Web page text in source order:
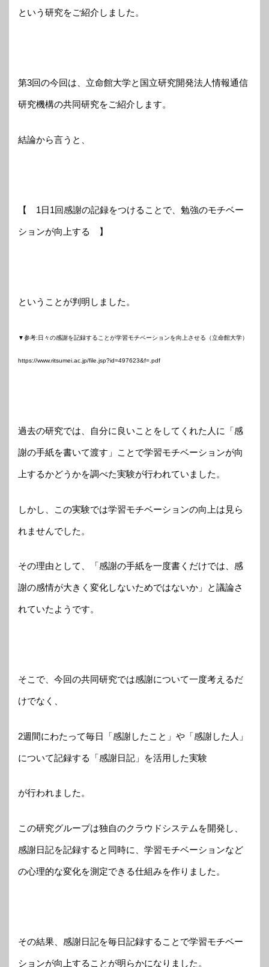
という研究をご紹介しました。
第3回の今回は、立命館大学と国立研究開発法人情報通信
研究機構の共同研究をご紹介します。
結論から言うと、
【 1日1回感謝の記録をつけることで、勉強のモチベー
ションが向上する 】
ということが判明しました。
▼参考:日々の感謝を記録することが学習モチベーションを向上させる（立命館大学）
https://www.ritsumei.ac.jp/file.jsp?id=497623&f=.pdf
過去の研究では、自分に良いことをしてくれた人に「感
謝の手紙を書いて渡す」ことで学習モチベーションが向
上するかどうかを調べた実験が行われていました。
しかし、この実験では学習モチベーションの向上は見ら
れませんでした。
その理由として、「感謝の手紙を一度書くだけでは、感
謝の感情が大きく変化しないためではないか」と議論さ
れていたようです。
そこで、今回の共同研究では感謝について一度考えるだ
けでなく、
2週間にわたって毎日「感謝したこと」や「感謝した人」
について記録する「感謝日記」を活用した実験
が行われました。
この研究グループは独自のクラウドシステムを開発し、
感謝日記を記録すると同時に、学習モチベーションなど
の心理的な変化を測定できる仕組みを作りました。
その結果、感謝日記を毎日記録することで学習モチベー
ションが向上することが明らかになりました。